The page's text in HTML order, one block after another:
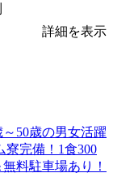
詳細を表示